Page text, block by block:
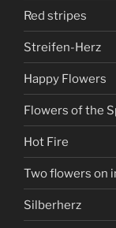
Red stripes
Streifen-Herz
Happy Flowers
Flowers of the
Hot Fire
Two flowers on
Silberherz